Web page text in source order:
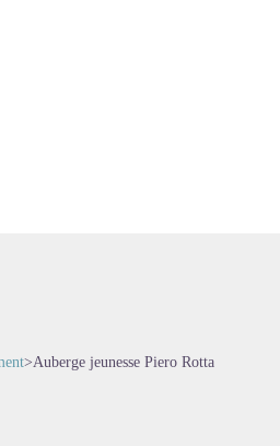
>Auberge jeunesse Piero Rotta